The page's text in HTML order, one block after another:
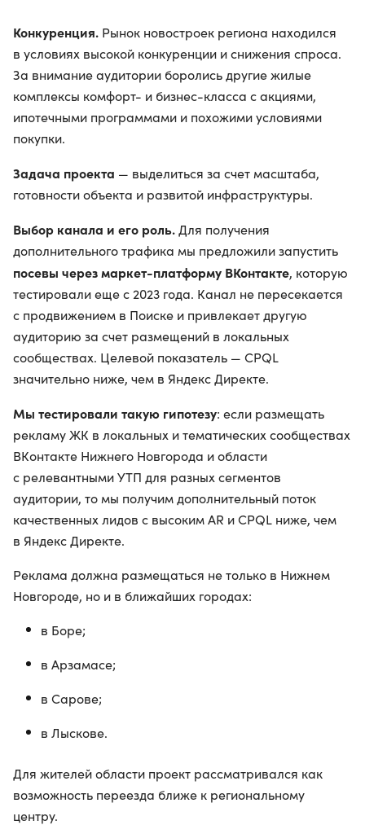
Конкуренция. Рынок новостроек региона находился
в условиях высокой конкуренции и снижения спроса.
За внимание аудитории боролись другие жилые
комплексы комфорт- и бизнес-класса с акциями,
ипотечными программами и похожими условиями
покупки.
Задача проекта — выделиться за счет масштаба,
готовности объекта и развитой инфраструктуры.
Выбор канала и его роль.Для получения
дополнительного трафика мы предложили запустить
посевы через маркет-платформу ВКонтакте, которую
тестировали еще с 2023 года. Канал не пересекается
с продвижением в Поиске и привлекает другую
аудиторию за счет размещений в локальных
сообществах. Целевой показатель — CPQL
значительно ниже, чем в Яндекс Директе.
Мы тестировали такую гипотезу: если размещать
рекламу ЖК в локальных и тематических сообществах
ВКонтакте Нижнего Новгорода и области
с релевантными УТП для разных сегментов
аудитории, то мы получим дополнительный поток
качественных лидов с высоким AR и CPQL ниже, чем
в Яндекс Директе.
Реклама должна размещаться не только в Нижнем
Новгороде, но и в ближайших городах:
в Боре;
в Арзамасе;
в Сарове;
в Лыскове.
Для жителей области проект рассматривался как
возможность переезда ближе к региональному
центру.